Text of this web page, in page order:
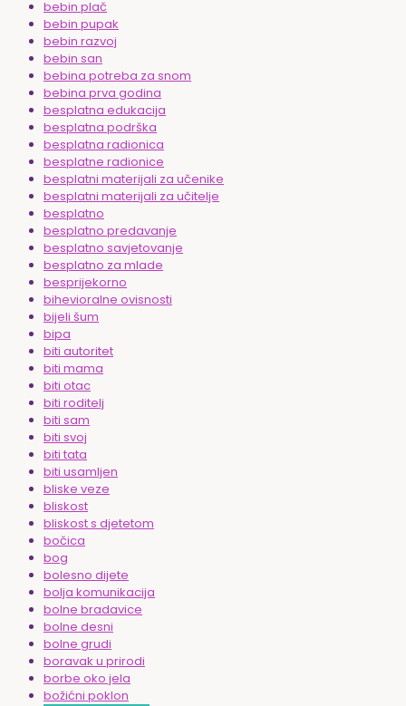
bebin plač
bebin pupak
bebin razvoj
bebin san
bebina potreba za snom
bebina prva godina
besplatna edukacija
besplatna podrška
besplatna radionica
besplatne radionice
besplatni materijali za učenike
besplatni materijali za učitelje
besplatno
besplatno predavanje
besplatno savjetovanje
besplatno za mlade
besprijekorno
bihevioralne ovisnosti
bijeli šum
bipa
biti autoritet
biti mama
biti otac
biti roditelj
biti sam
biti svoj
biti tata
biti usamljen
bliske veze
bliskost
bliskost s djetetom
bočica
bog
bolesno dijete
bolja komunikacija
bolne bradavice
bolne desni
bolne grudi
boravak u prirodi
borbe oko jela
božićni poklon